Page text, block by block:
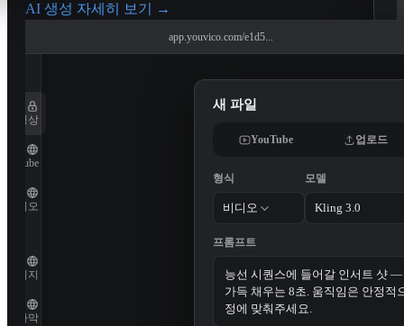
AI 생성 자세히 보기 →
app.youvico.com/e1d5...
동영상
YouTube
오디오
이미지
자막
새 파일
YouTube 업로드
형식
비디오
모델
Kling 3.0
프롬프트